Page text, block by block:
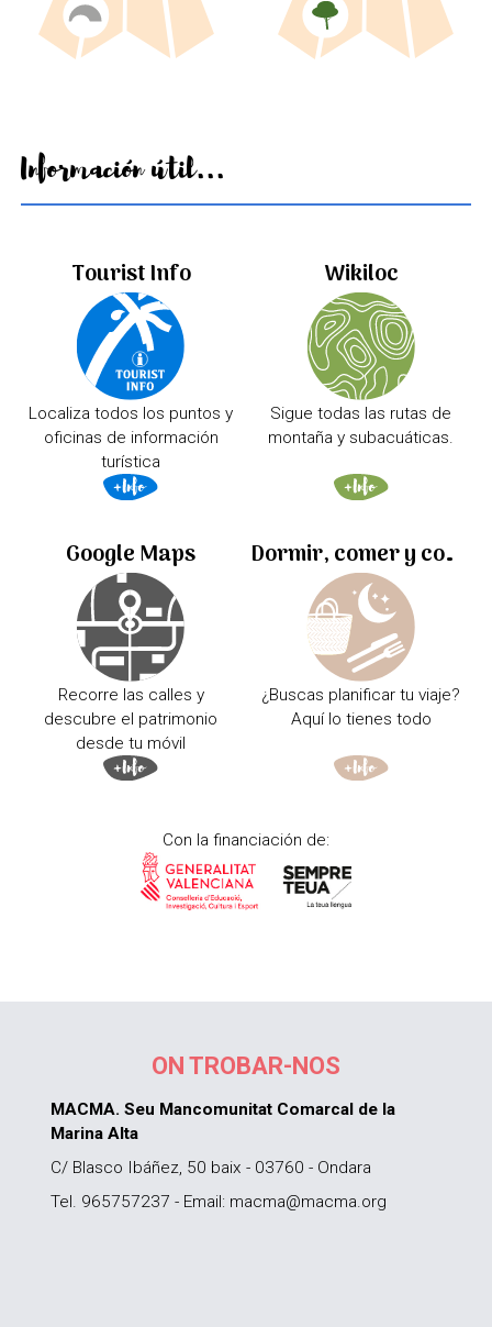
Información útil...
Tourist Info
Localiza todos los puntos y
oficinas de información
turística
Wikiloc
Sigue todas las rutas de
montaña y subacuáticas.
Google Maps
Recorre las calles y
descubre el patrimonio
desde tu móvil
Dormir, comer y comprar
¿Buscas planificar tu viaje?
Aquí lo tienes todo
Con la financiación de:
ON TROBAR-NOS
MACMA. Seu Mancomunitat Comarcal de la
Marina Alta
C/ Blasco Ibáñez, 50 baix - 03760 - Ondara
Tel. 965757237 - Email: macma@macma.org